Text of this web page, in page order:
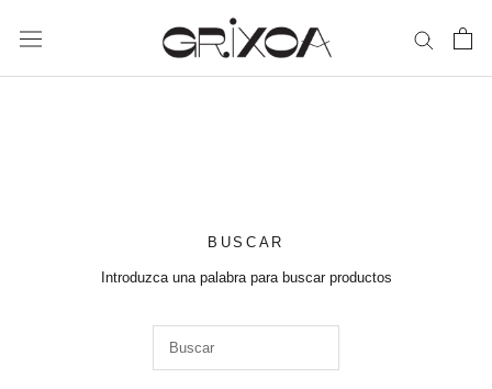
BUSCAR
Introduzca una palabra para buscar productos